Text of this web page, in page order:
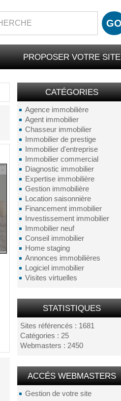
PROPOSER VOTRE SITE
CATÉGORIES
Agence immobilière
Agent immobilier
Chasseur immobilier
Immobilier de prestige
Immobilier d'entreprise
Immobilier commercial
Diagnostic immobilier
Expertise immobilière
Gestion immobilière
Location saisonnière
Financement immobilier
Investissement immobilier
Immobilier neuf
Conseil immobilier
Home staging
Annonces immobilières
Logiciel immobilier
Visites virtuelles
STATISTIQUES
Sites référencés : 1681
Catégories : 25
Webmasters : 2450
ACCÉS WEBMASTERS
Gestion de votre site